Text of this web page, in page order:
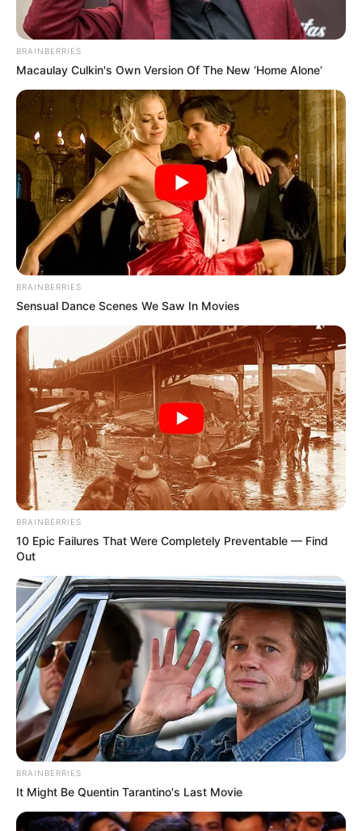
BRAINBERRIES
Macaulay Culkin's Own Version Of The New ‘Home Alone’
BRAINBERRIES
Sensual Dance Scenes We Saw In Movies
BRAINBERRIES
10 Epic Failures That Were Completely Preventable — Find
Out
BRAINBERRIES
It Might Be Quentin Tarantino's Last Movie